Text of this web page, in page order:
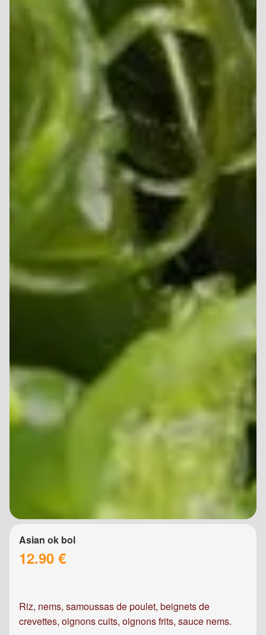
Asian ok bol
12.90 €
Riz, nems, samoussas de poulet, beignets de
crevettes, oignons cuits, oignons frits, sauce nems.